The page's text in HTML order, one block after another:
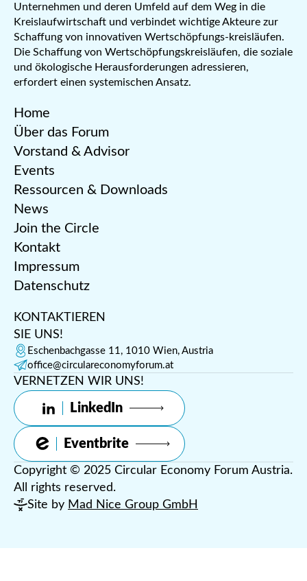
Unternehmen und deren Umfeld auf dem Weg in die
Kreislaufwirtschaft und verbindet wichtige Akteure zur
Schaffung von innovativen Wertschöpfungs-kreisläufen.
Die Schaffung von Wertschöpfungskreisläufen, die soziale
und ökologische Herausforderungen adressieren,
erfordert einen systemischen Ansatz.
Home
Über das Forum
Vorstand & Advisor
Events
Ressourcen & Downloads
News
Join the Circle
Kontakt
Impressum
Datenschutz
KONTAKTIEREN
SIE UNS!
Eschenbachgasse 11, 1010 Wien, Austria
office@circulareconomyforum.at
VERNETZEN WIR UNS!
LinkedIn
Eventbrite
Copyright © 2025 Circular Economy Forum Austria.
All rights reserved.
Site by Mad Nice Group GmbH